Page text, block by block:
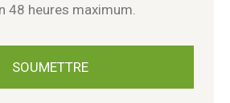
48 heures maximum.